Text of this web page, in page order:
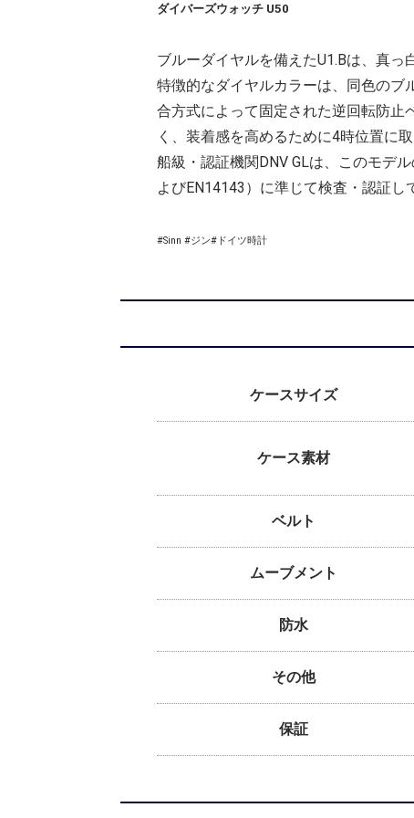
ダイバーズウォッチ U50
ブルーダイヤルを備えたU1.Bは、真
特徴的なダイヤルカラーは、同色のブ
合方式によって固定された逆回転防止
く、装着感を高めるために4時位置に
船級・認証機関DNV GLは、このモデ
よびEN14143）に準じて検査・認証し
#Sinn #ジン#ドイツ時計
ケースサイズ
ケース素材
ベルト
ムーブメント
防水
その他
保証